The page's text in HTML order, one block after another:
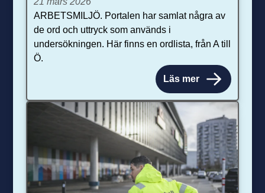
ARBETSMILJÖ. Portalen har samlat några av
de ord och uttryck som används i
undersökningen. Här finns en ordlista, från A till
Ö.
Läs mer